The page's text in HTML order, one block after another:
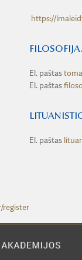
https://
El. paštas
El. paštas
El. paštas
register